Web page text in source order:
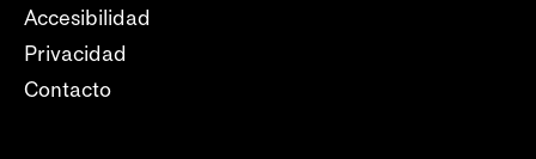
Accesibilidad
Privacidad
Contacto